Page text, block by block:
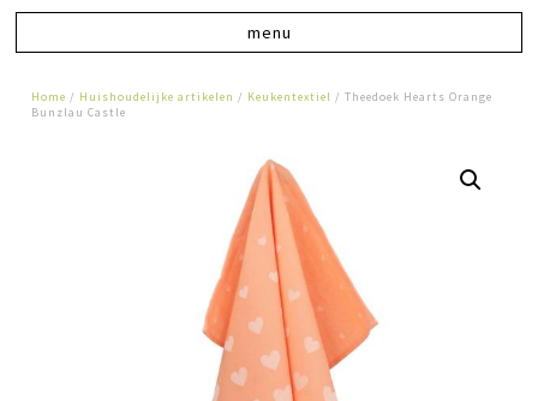
Home / Huishoudelijke artikelen / Keukentextiel / Theedoek Hearts Orange
Bunzlau Castle